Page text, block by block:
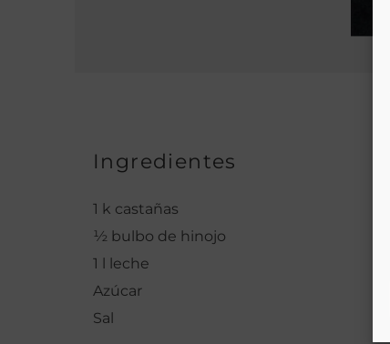
Ingredientes
1 k castañas
½ bulbo de hinojo
1 l leche
Azúcar
Sal